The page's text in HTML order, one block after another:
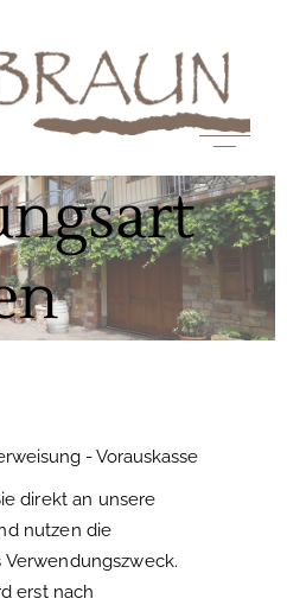
- Vorauskasse
direkt an unsere
nutzen die
erst nach